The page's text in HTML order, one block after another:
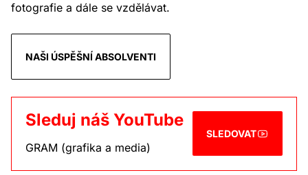
fotografie a dále se vzdělávat.
NAŠI ÚSPĚŠNÍ ABSOLVENTI
Sleduj náš YouTube
GRAM (grafika a media)
SLEDOVAT